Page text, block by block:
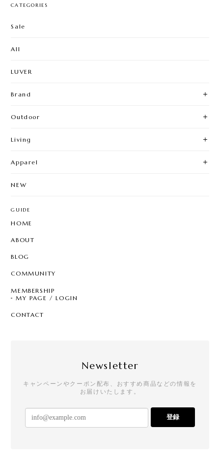
CATEGORIES
Sale
All
LUVER
Brand
Outdoor
Living
Apparel
NEW
GUIDE
HOME
ABOUT
BLOG
COMMUNITY
MEMBERSHIP
MY PAGE / LOGIN
CONTACT
Newsletter
キャンペーンやクーポン配布、おすすめ商品などの情報を
お届けいたします。
登録